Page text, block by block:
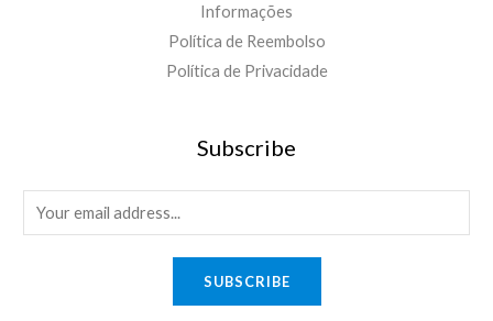
Informações
Política de Reembolso
Política de Privacidade
Subscribe
m
SUBSCRIBE